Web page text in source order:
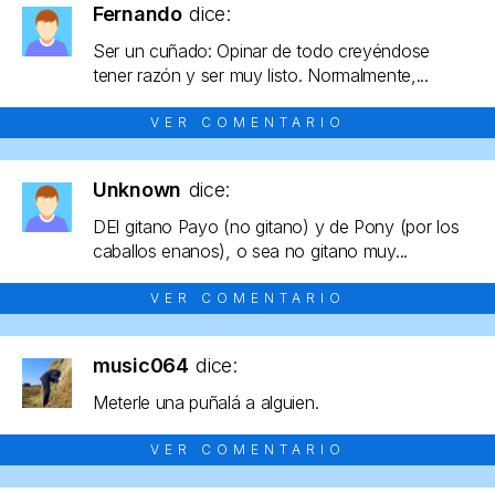
Fernando dice:
Ser un cuñado: Opinar de todo creyéndose
tener razón y ser muy listo. Normalmente,...
VER COMENTARIO
Unknown dice:
DEl gitano Payo (no gitano) y de Pony (por los
caballos enanos), o sea no gitano muy...
VER COMENTARIO
music064 dice:
Meterle una puñalá a alguien.
VER COMENTARIO